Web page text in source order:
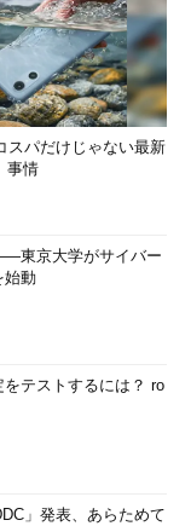
スパだけじゃない最新
事情
東京大学がサイバー
始動
テストするには？ ro
」発表、あらためて